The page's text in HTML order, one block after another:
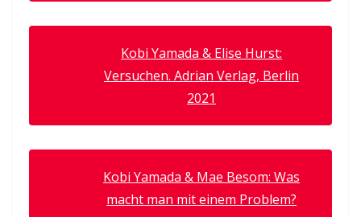
Kobi Yamada & Elise Hurst:
Versuchen. Adrian Verlag, Berlin
2021
Kobi Yamada & Mae Besom: Was
macht man mit einem Problem?